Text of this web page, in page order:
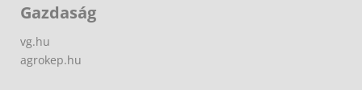
Gazdaság
vg.hu
agrokep.hu